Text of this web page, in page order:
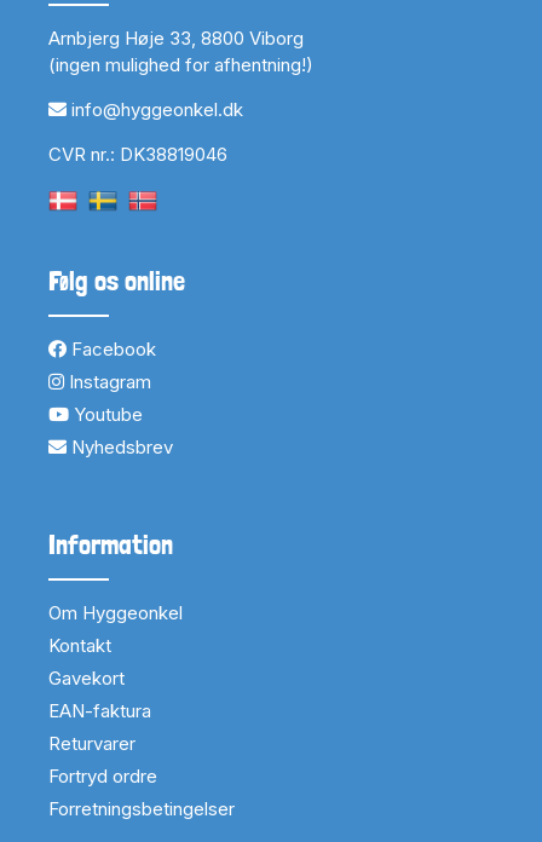
Arnbjerg Høje 33, 8800 Viborg
(ingen mulighed for afhentning!)
info@hyggeonkel.dk
CVR nr.: DK38819046
Følg os online
Facebook
Instagram
Youtube
Nyhedsbrev
Information
Om Hyggeonkel
Kontakt
Gavekort
EAN-faktura
Returvarer
Fortryd ordre
Forretningsbetingelser